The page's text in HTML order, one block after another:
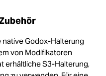
native Godox-Halterung
von Modifikatoren
erhältliche S3-Halterung,